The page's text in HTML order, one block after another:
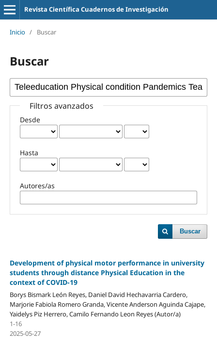
Revista Científica Cuadernos de Investigación
Inicio / Buscar
Buscar
Filtros avanzados
Desde
Hasta
Autores/as
Buscar
Development of physical motor performance in university
students through distance Physical Education in the
context of COVID-19
Borys Bismark León Reyes, Daniel David Hechavarria Cardero,
Marjorie Fabiola Romero Granda, Vicente Anderson Aguinda Cajape,
Yaidelys Piz Herrero, Camilo Fernando Leon Reyes (Autor/a)
1-16
2025-05-27